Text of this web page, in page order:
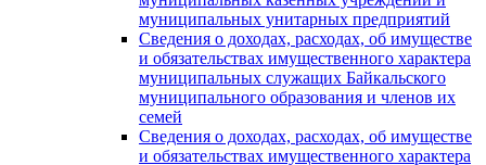
муниципальных унитарных предприятий
Сведения о доходах, расходах, об имуществе
и обязательствах имущественного характера
муниципальных служащих Байкальского
муниципального образования и членов их
семей
Сведения о доходах, расходах, об имуществе
и обязательствах имущественного характера